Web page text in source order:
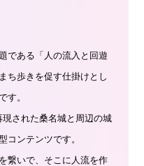
である「人の流入と回遊
ち歩きを促す仕掛けとし
す。
された桑名城と周辺の城
コンテンツです。
繋いで、そこに人流を作